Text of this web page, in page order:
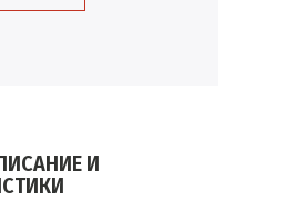
И